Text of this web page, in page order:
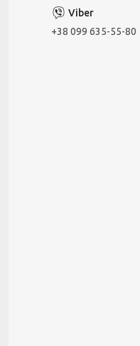
+38 099 635-55-80